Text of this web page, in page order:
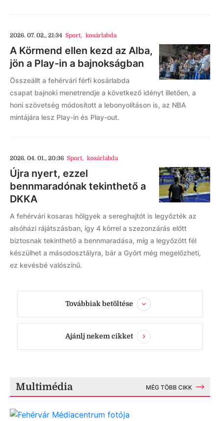
2026. 07. 02., 21:34 Sport, kosárlabda
A Körmend ellen kezd az Alba,
jön a Play-in a bajnokságban
Összeállt a fehérvári férfi kosárlabda
csapat bajnoki menetrendje a következő idényt illetően, a
honi szövetség módosított a lebonyolításon is, az NBA
mintájára lesz Play-in és Play-out.
2026. 04. 01., 20:36 Sport, kosárlabda
Újra nyert, ezzel
bennmaradónak tekinthető a
DKKA
A fehérvári kosaras hölgyek a sereghajtót is legyőzték az
alsóházi rájátszásban, így 4 körrel a szezonzárás előtt
biztosnak tekinthető a bennmaradása, míg a legyőzött fél
készülhet a másodosztályra, bár a Győrt még megelőzheti,
ez kevésbé valószínű.
Továbbiak betöltése
Ajánlj nekem cikket
Multimédia MÉG TÖBB CIKK